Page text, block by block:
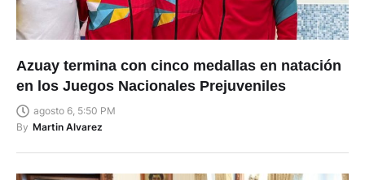
Azuay termina con cinco medallas en natación
en los Juegos Nacionales Prejuveniles
agosto 6, 5:50 PM
By Martin Alvarez